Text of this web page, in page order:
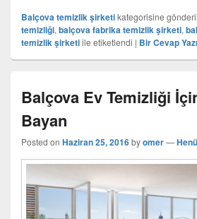
Balçova temizlik şirketikategorisine
temizliği, balçova fabrika temizlik şirketi,
temizlik şirketiile etiketlendi | Bir Cevap
Balçova Ev Temizliği
Bayan
Posted on Haziran 25, 2016byomer—